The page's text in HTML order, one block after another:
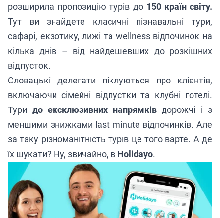
розширила пропозицію турів до150 країн світу.
Тут ви знайдете класичні пізнавальні тури,
сафарі, екзотику, лижі та wellness відпочинок на
кілька днів – від найдешевших до розкішних
відпусток.
Словацькі делегати піклуються про клієнтів,
включаючи сімейні відпустки та клубні готелі.
Тури до ексклюзивних напрямків дорожчі і з
меншими знижками last minute відпочинків. Але
за таку різноманітність турів це того варте. А де
їх шукати? Ну, звичайно, в Holidayo.